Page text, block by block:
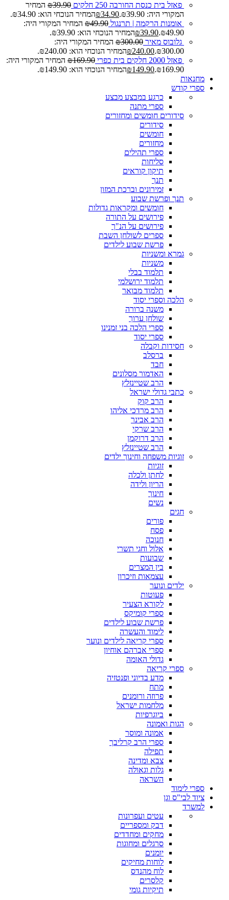
פאזל בית כנסת החורבה 250 חלקים ₪39.90
המחיר
המקורי היה: ₪39.90.
₪34.90
המחיר הנוכחי הוא: ₪34.90.
אומנות הרקמה | תרנגול
₪49.90
המחיר המקורי היה:
₪49.90.
₪39.90
המחיר הנוכחי הוא: ₪39.90.
גלובוס מאיר
₪300.00
המחיר המקורי היה:
₪300.00.
₪240.00
המחיר הנוכחי הוא: ₪240.00.
פאזל 2000 חלקים בית כפרי
₪169.90
המחיר המקורי היה:
₪169.90.
₪149.90
המחיר הנוכחי הוא: ₪149.90.
מחנאות
ספרי קודש
כרגע במבצע מבצע
ספרי מתנה
סידורים חומשים ומחזורים
סידורים
חומשים
מחזורים
ספרי תהילים
סליחות
תיקון קוראים
תנך
זמירונים וברכת המזון
תנך ופרשת שבוע
חומשים ומקראות גדולות
פירושים על התורה
פירושים על הנ"ך
ספרים לשולחן השבת
פרשת שבוע לילדים
גמרא ומשניות
משניות
תלמוד בבלי
תלמוד ירושלמי
תלמוד מבואר
הלכה וספרי יסוד
משנה ברורה
שולחן ערוך
ספרי הלכה בני זמנינו
ספרי יסוד
חסידות וקבלה
ברסלב
חבד
האדמור מסלונים
הרב שטיינזלץ
כתבי גדולי ישראל
הרב קוק
הרב מרדכי אליהו
הרב אבינר
הרב שרקי
הרב דרוקמן
הרב שטיינזלץ
זוגיות משפחה וחינוך ילדים
זוגיות
לחתן ולכלה
הריון ולידה
חינוך
נשים
חגים
פורים
פסח
חנוכה
אלול וחגי תשרי
שבועות
בין המצרים
עצמאות וזיכרון
ילדים ונוער
פעוטות
לקורא הצעיר
ספרי קומיקס
פרשת שבוע לילדים
לימוד והעשרה
ספרי קריאה לילדים ונוער
ספרי אברהם אוחיון
גדולי האומה
ספרי קריאה
מדע בדיוני ופנטזיה
מתח
פרוזה ורומנים
מלחמות ישראל
ביוגרפיות
הגות ואמונה
אמונה ומוסר
ספרי הרב קרליבך
תפילה
צבא ומדינה
גלות וגאולה
השראה
ספרי לימוד
ציוד לבי"ס וגן
למשרד
עטים ועפרונות
דבק ומספריים
מחקים ומחדדים
סרגלים ומחוגות
יומנים
לוחות מחיקים
לוח מהנדס
קלסרים
תיקיות גומי